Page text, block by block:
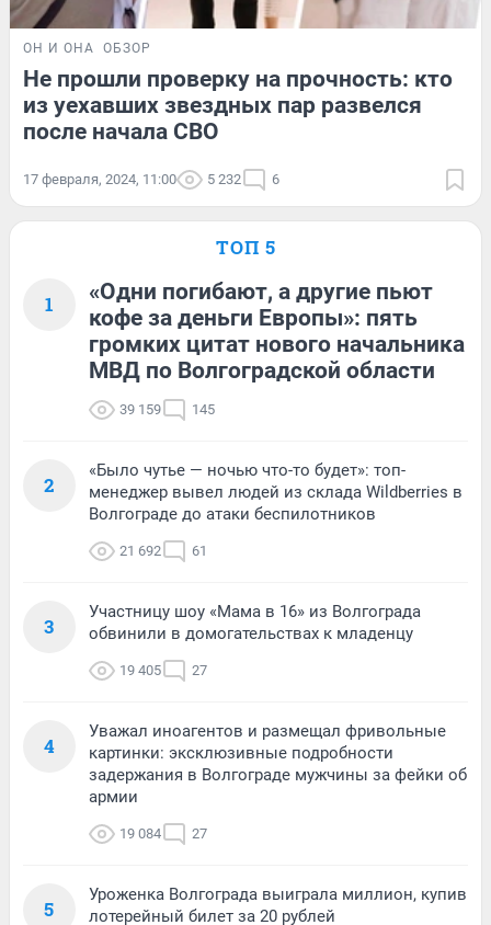
ОН И ОНА ОБЗОР
Не прошли проверку на прочность: кто
из уехавших звездных пар развелся
после начала СВО
17 февраля, 2024, 11:00 5 232 6
ТОП 5
1
«Одни погибают, а другие пьют
кофе за деньги Европы»: пять
громких цитат нового начальника
МВД по Волгоградской области
39 159 145
2
«Было чутье — ночью что-то будет»: топ-
менеджер вывел людей из склада Wildberries в
Волгограде до атаки беспилотников
21 692 61
3
Участницу шоу «Мама в 16» из Волгограда
обвинили в домогательствах к младенцу
19 405 27
4
Уважал иноагентов и размещал фривольные
картинки: эксклюзивные подробности
задержания в Волгограде мужчины за фейки об
армии
19 084 27
5
Уроженка Волгограда выиграла миллион, купив
лотерейный билет за 20 рублей